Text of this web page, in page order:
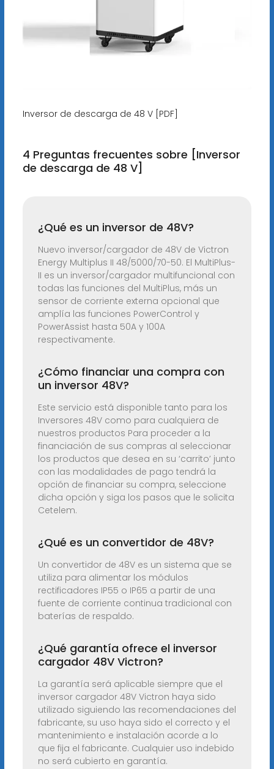
Inversor de descarga de 48 V [PDF]
4 Preguntas frecuentes sobre [Inversor
de descarga de 48 V]
¿Qué es un inversor de 48V?
Nuevo inversor/cargador de 48V de Victron
Energy Multiplus II 48/5000/70-50. El MultiPlus-
II es un inversor/cargador multifuncional con
todas las funciones del MultiPlus, más un
sensor de corriente externa opcional que
amplía las funciones PowerControl y
PowerAssist hasta 50A y 100A
respectivamente.
¿Cómo financiar una compra con
un inversor 48V?
Este servicio está disponible tanto para los
Inversores 48V como para cualquiera de
nuestros productos Para proceder a la
financiación de sus compras al seleccionar
los productos que desea en su ‘carrito’ junto
con las modalidades de pago tendrá la
opción de financiar su compra, seleccione
dicha opción y siga los pasos que le solicita
Cetelem.
¿Qué es un convertidor de 48V?
Un convertidor de 48V es un sistema que se
utiliza para alimentar los módulos
rectificadores IP55 o IP65 a partir de una
fuente de corriente continua tradicional con
baterías de respaldo.
¿Qué garantía ofrece el inversor
cargador 48V Victron?
La garantía será aplicable siempre que el
inversor cargador 48V Victron haya sido
utilizado siguiendo las recomendaciones del
fabricante, su uso haya sido el correcto y el
mantenimiento e instalación acorde a lo
que fija el fabricante. Cualquier uso indebido
no será cubierto en garantía.